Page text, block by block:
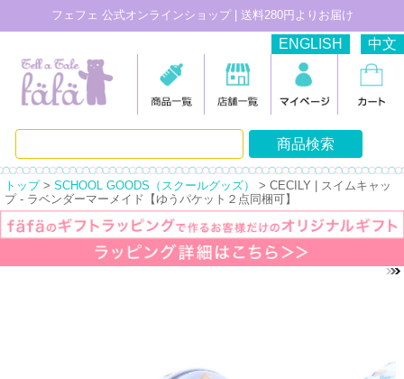
フェフェ 公式オンラインショップ | 送料280円よりお届け
ENGLISH 中文
トップ> SCHOOL GOODS（スクールグッズ）
> CECILY | スイムキャッ
プ - ラベンダーマーメイド【ゆうパケット２点同梱可】